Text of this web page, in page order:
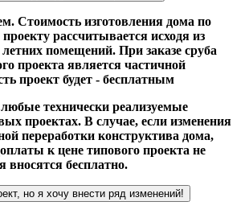
Стоимость изготовления дома по
рассчитывается исходя из
помещений. При заказе сруба
проекта является частичной
проект будет - бесплатным
технически реализуемые
проектах. В случае, если изменения
переработки конструктива дома,
к цене типового проекта не
вносятся бесплатно.
но я хочу внести ряд изменений!